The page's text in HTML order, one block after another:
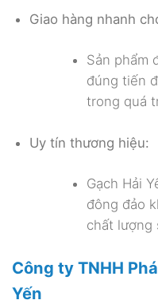
Giao hàng nhanh
Sản phẩm
đúng tiến
trong quá
Uy tín thương hiệu:
Gạch Hải
đông đảo
chất lượng
Công ty TNHH
Yến